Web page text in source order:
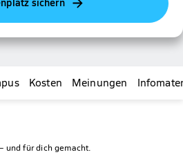
Kosten Meinungen
und für dich gemacht.